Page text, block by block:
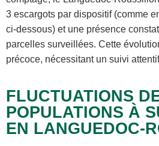
3 escargots par dispositif (comme
ci-dessous) et une présence
parcelles surveillées. Cette
précoce, nécessitant un suivi
FLUCTUATIONS
POPULATIONS À
EN LANGUEDOC-